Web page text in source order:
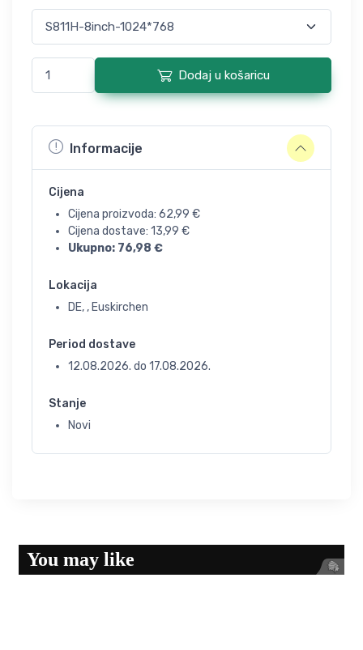
Dodaj u košaricu
Informacije
Cijena
Cijena proizvoda: 62,99 €
Cijena dostave: 13,99 €
Ukupno: 76,98 €
Lokacija
DE, , Euskirchen
Period dostave
12.08.2026. do 17.08.2026.
Stanje
Novi